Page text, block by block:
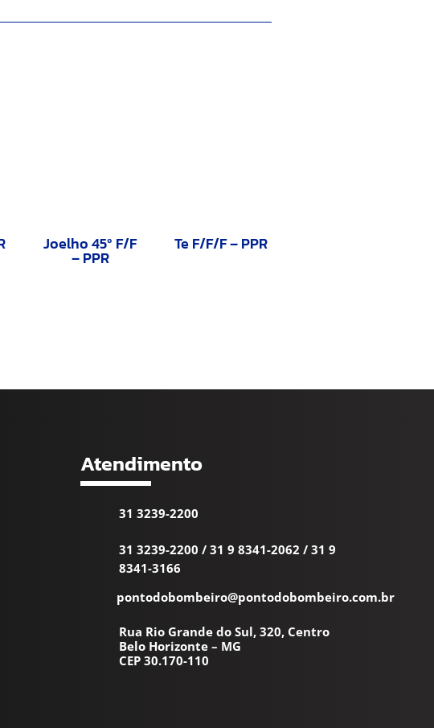
Joelho 45º F/F
– PPR
Te F/F/F – PPR
Atendimento
31 3239-2200
31 3239-2200 / 31 9 8341-2062 / 31 9
8341-3166
pontodobombeiro@pontodobombeiro.com.br
Rua Rio Grande do Sul, 320, Centro
Belo Horizonte – MG
CEP 30.170-110